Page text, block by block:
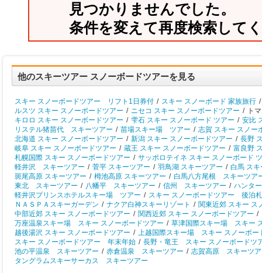
見つかりませんでした。
条件を変えて再度検索して
他のスキーツアー スノーボードツアーを見る
スキー スノーボードツアー リフト1日券付 / スキー スノーボード 家族旅行 /
ルスツ スキー スノーボードツアー / ニセコ スキー スノーボードツアー /
ト
キロロ スキー スノーボードツアー / 雫石 スキー スノーボード ツアー / 安比
リステル猪苗代 スキーツアー / 苗場スキー場 ツアー / 志賀 スキー スノー
北海道 スキー スノーボードツアー / 新潟 スキー スノーボードツアー / 長野
岐阜 スキー スノーボードツアー / 蔵王 スキー スノーボードツアー / 富良野
札幌国際 スキー スノーボードツアー / サッポロテイネ スキー スノーボード
軽井沢 スキーツアー / 菅平 スキーツアー / 羽鳥湖 スキーツアー / 白馬 ス
斑尾高原 スキーツアー / 栂池高原 スキーツアー / 白馬八方尾根 スキーツア
東北 スキーツアー / 八幡平 スキーツアー / 信州 スキーツアー / ハンタ
軽井沢プリンスホテルスキー場 ツアー / スキー スノーボードツアー 後泊
ＮＡＳＰＡスキーガーデン / ナクア白神スキーリゾート / 関東近郊 スキー ス
中部近郊 スキー スノーボードツアー / 関西近郊 スキー スノーボードツアー /
万座温泉スキー場 スキー スノーボードツアー / 草津国際スキー場 スキー
越後湯沢 スキー スノーボードツアー / 上越国際スキー場 スキー スノーボー
スキー スノーボードツアー 年末年始 / 長野・竜王 スキー スノーボードツ
池の平温泉 スキーツアー / 赤倉温泉 スキーツアー / 志賀高原 スキーツ
タングラムスキーサーカス スキーツアー